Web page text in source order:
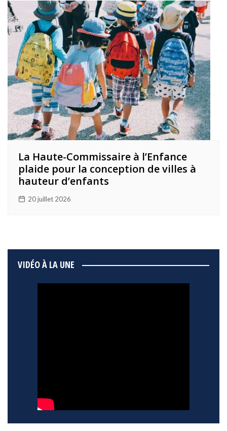
La Haute-Commissaire à l’Enfance
plaide pour la conception de villes à
hauteur d’enfants
20 juillet 2026
VIDÉO À LA UNE